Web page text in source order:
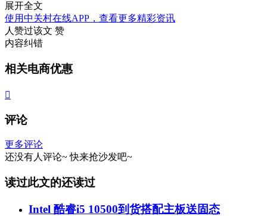
展开全文
使用中关村在线APP，查看更多精彩资讯
人赞过该文 赞
内容纠错
相关电商优惠

评论
更多评论
还没有人评论~ 快来抢沙发吧~
读过此文的还读过
Intel 酷睿i5 10500到货搭配主板送固态